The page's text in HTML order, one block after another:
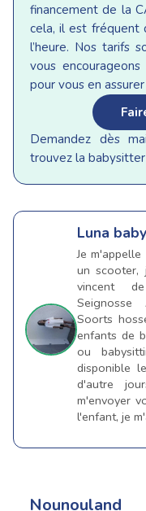
financement de la
cela, il est fréquent
l’heure. Nos tarifs
vous
pour vous en assurer
Demandez dès
trouvez la
Luna
Je
un scooter,
vincent
Seignosse
Soorts
enfants de
ou
disponible
d'autre
m'envoyer
l'enfant, je
Nounouland